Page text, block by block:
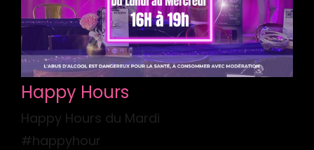
Happy Hours
Happy Hours du Mardi
#happyhour